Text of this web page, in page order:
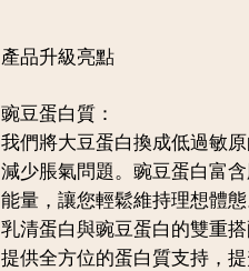
產品升級亮點
豌豆蛋白質：
我們將大豆蛋白換成低過敏
減少脹氣問題。豌豆蛋白富
能量，讓您輕鬆維持理想體態
乳清蛋白與豌豆蛋白的雙重搭
提供全方位的蛋白質支持，